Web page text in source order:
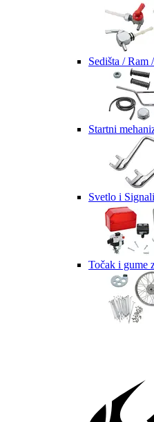
Sedišta /
Startni
Svetlo i
Točak i gume